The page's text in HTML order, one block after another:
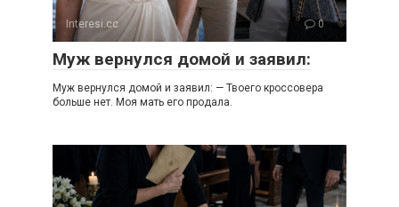
Interesi.cc 0
Муж вернулся домой и заявил:
Муж вернулся домой и заявил: — Твоего кроссовера
больше нет. Моя мать его продала.